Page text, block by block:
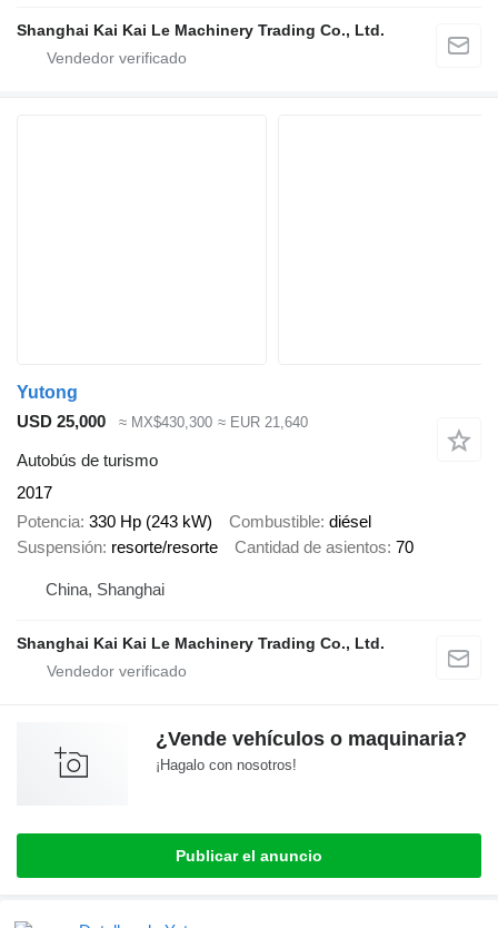
Shanghai Kai Kai Le Machinery Trading Co., Ltd.
Yutong
USD 25,000
≈ MX$430,300 ≈ EUR 21,640
Autobús de turismo
2017
Potencia 330 Hp (243 kW) Combustible diésel
Suspensión resorte/resorte Cantidad de asientos 70
China, Shanghai
Shanghai Kai Kai Le Machinery Trading Co., Ltd.
¿Vende vehículos o maquinaria?
¡Hagalo con nosotros!
Publicar el anuncio